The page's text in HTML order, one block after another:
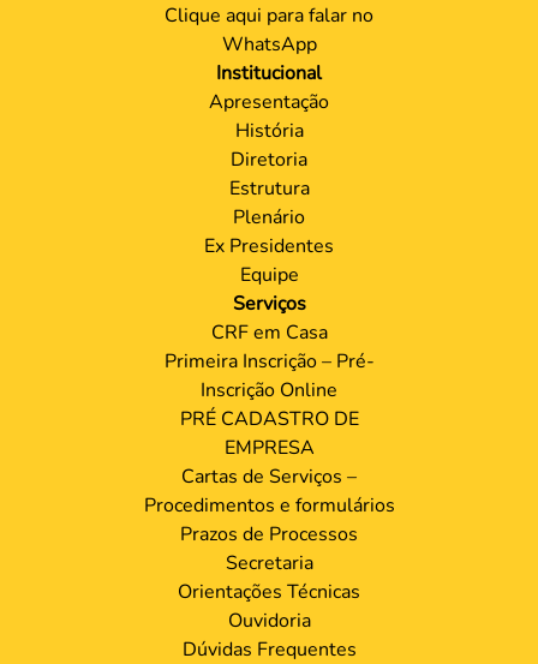
Clique aqui para falar no
WhatsApp
Institucional
Apresentação
História
Diretoria
Estrutura
Plenário
Ex Presidentes
Equipe
Serviços
CRF em Casa
Primeira Inscrição – Pré-
Inscrição Online
PRÉ CADASTRO DE
EMPRESA
Cartas de Serviços –
Procedimentos e formulários
Prazos de Processos
Secretaria
Orientações Técnicas
Ouvidoria
Dúvidas Frequentes